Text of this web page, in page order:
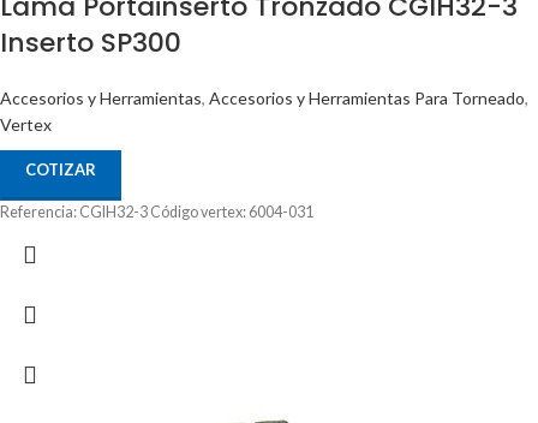
Inserto SP300
Accesorios y Herramientas, Accesorios y Herramientas Para Torneado,
Vertex
COTIZAR
Referencia: CGIH32-3 Código vertex: 6004-031